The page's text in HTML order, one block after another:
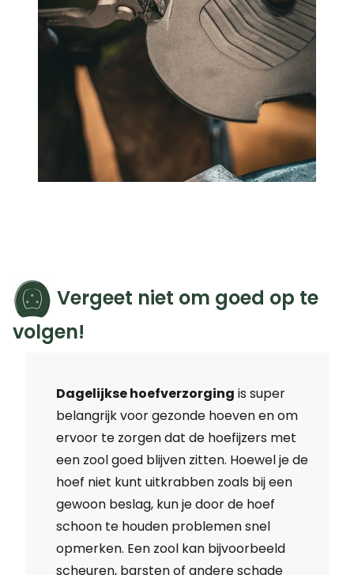
Vergeet niet om goed op te
volgen!
Dagelijkse hoefverzorging is super
belangrijk voor gezonde hoeven en om
ervoor te zorgen dat de hoefijzers met
een zool goed blijven zitten. Hoewel je de
hoef niet kunt uitkrabben zoals bij een
gewoon beslag, kun je door de hoef
schoon te houden problemen snel
opmerken. Een zool kan bijvoorbeeld
scheuren, barsten of andere schade